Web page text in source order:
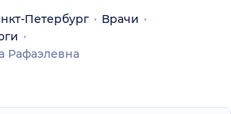
Петербург
Врачи
Рафаэлевна